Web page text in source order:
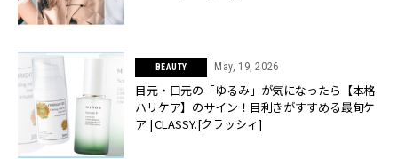
BEAUTY May, 19, 2026
目元・口元の「ゆるみ」が気になったら【本格
ハリケア】のサイン！目利きがすすめる最旬ケ
ア | CLASSY.[クラッシィ]